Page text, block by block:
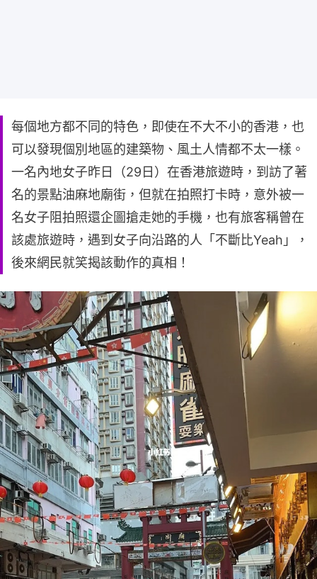
每個地方都不同的特色，即使在不大不小的香港，也
可以發現個別地區的建築物、風土人情都不太一樣。
一名內地女子昨日（29日）在香港旅遊時，到訪了著
名的景點油麻地廟街，但就在拍照打卡時，意外被一
名女子阻拍照還企圖搶走她的手機，也有旅客稱曾在
該處旅遊時，遇到女子向沿路的人「不斷比Yeah」，
後來網民就笑揭該動作的真相！